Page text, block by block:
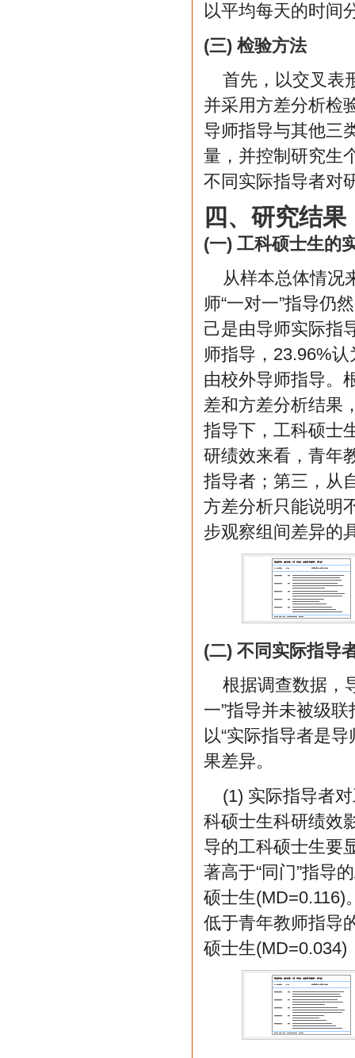
以平均每天的时间
(三) 检验方法
首先，以交叉表
并采用方差分析检
导师指导与其他三
量，并控制研究生
不同实际指导者对
四、研究结果
(一) 工科硕士生的
从样本总体情况
师“一对一”指导仍
己是由导师实际指
师指导，23.96%
由校外导师指导。
差和方差分析结果
指导下，工科硕士
研绩效来看，青年
指导者；第三，从
方差分析只能说明
步观察组间差异的
(二) 不同实际指导
根据调查数据，
一”指导并未被级
以“实际指导者是
果差异。
(1) 实际指导者
科硕士生科研绩效
导的工科硕士生要
著高于“同门”指导
硕士生(MD=0.116)
低于青年教师指导
硕士生(MD=0.034)